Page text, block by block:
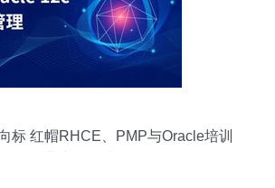
标 红帽RHCE、PMP与Oracle培训